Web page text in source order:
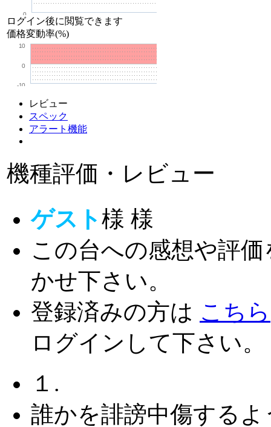
0
ログイン後に閲覧できます
価格変動率(%)
-10
0
10
レビュー
スペック
アラート機能
機種評価・レビュー
ゲスト様 様
この台への感想や評価
かせ下さい。
登録済みの方は こちら
ログインして下さい。
１.
誰かを誹謗中傷するよ